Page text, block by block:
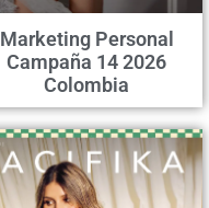
Marketing Personal
Campaña 14 2026
Colombia